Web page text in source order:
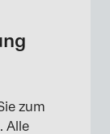
zum
Alle